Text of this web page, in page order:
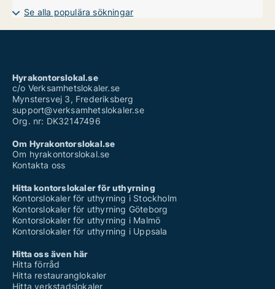
Se alla populära sökningar
Hyrakontorslokal.se
c/o Verksamhetslokaler.se
Mynstersvej 3, Frederiksberg
support@verksamhetslokaler.se
Org. nr: DK32147496
Om Hyrakontorslokal.se
Om hyrakontorslokal.se
Kontakta oss
Hitta kontorslokaler för uthyrning
Kontorslokaler för uthyrning i Stockholm
Kontorslokaler för uthyrning Göteborg
Kontorslokaler för uthyrning i Malmö
Kontorslokaler för uthyrning i Uppsala
Hitta oss även här
Hitta förråd
Hitta restauranglokaler
Hitta verkstadslokaler